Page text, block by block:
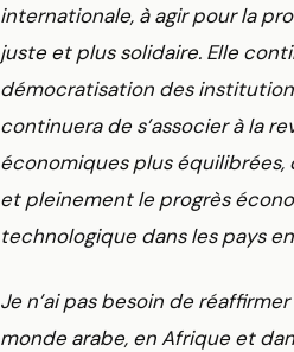
internationale, à agir pour la
juste et plus solidaire. Elle
démocratisation des
continuera de s’associer à la
économiques plus
et pleinement le progrès
technologique dans les pays
Je n’ai pas besoin de
monde arabe, en Afrique et